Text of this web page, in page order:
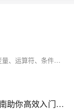
本课程为Java零基础入门教程，涵盖环境搭建、变量、运算符、条件循环、数组及面向对象基础，每讲配示例代码与实践建议，助你循序渐进掌握核心知识，轻松迈入Java编程世界。
2025 年最新 Java 学习路线图含实操指南助你高效入门 Java 编程掌握核心技能